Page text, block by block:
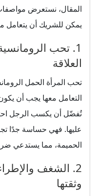
المقال، نستعرض
يمكن للشريك أن يتعامل
1. تحب
العلاقة
تحب المرأة الحمل
التعامل معها يجب أن يكون
تُفضّل أن يكسب الرجل
عليها. فهي حساسة جدًا
الحميمة، مما يستدعي
2. الشغف
وثقتها